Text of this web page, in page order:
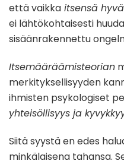
että vaikka itsensä
ei lähtökohtaisesti
sisäänrakennettu
Itsemääräämisteorian
merkityksellisyyden
ihmisten psykologiset
yhteisöllisyys ja
Siitä syystä en edes
minkälaisena tahansa.